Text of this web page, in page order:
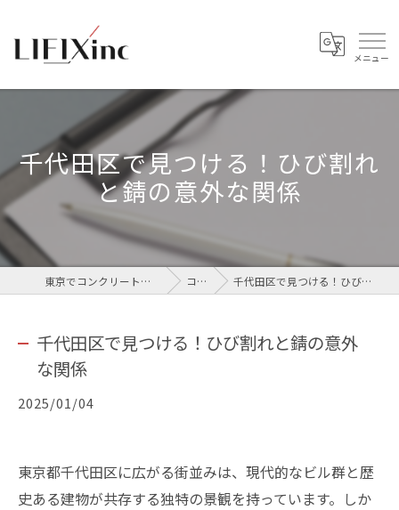
千代田区で見つける！ひび割れ
と錆の意外な関係
東京でコンクリートなら株式会社LIFIX コラム 千代田区で見つける！ひび割れと錆の意外な関係
千代田区で見つける！ひび割れと錆の意外
な関係
2025/01/04
東京都千代田区に広がる街並みは、現代的なビル群と歴
史ある建物が共存する独特の景観を持っています。しか